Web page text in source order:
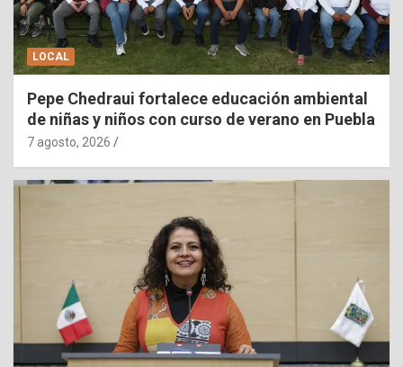
LOCAL
Pepe Chedraui fortalece educación ambiental
de niñas y niños con curso de verano en Puebla
7 agosto, 2026